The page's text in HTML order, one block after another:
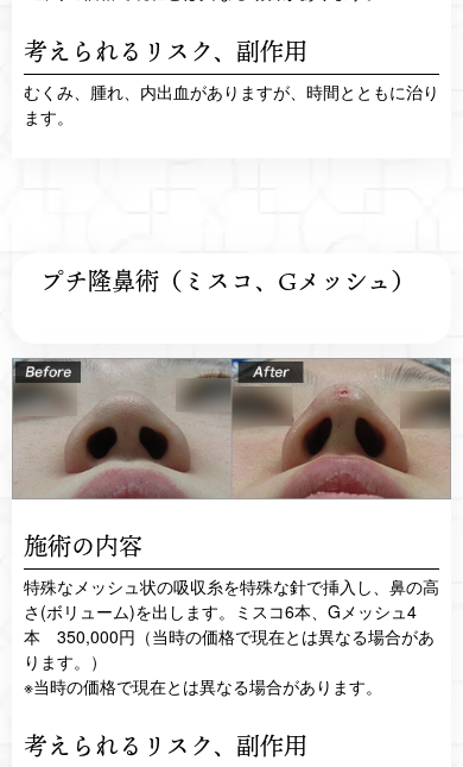
考えられるリスク、 副作用
むくみ、腫れ、内出血がありますが、時間とともに治り
ます。
プチ隆鼻術（ミスコ、Gメッシュ）
施術の内容
特殊なメッシュ状の吸収糸を特殊な針で挿入し、鼻の高
さ(ボリューム)を出します。ミスコ6本、Gメッシュ4
本 350,000円（当時の価格で現在とは異なる場合があ
ります。）
※当時の価格で現在とは異なる場合があります。
考えられるリスク、 副作用